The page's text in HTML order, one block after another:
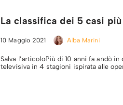
La classifica dei 5 casi
10 Maggio 2021 Alba Marini
Salva l’articoloPiù di 10 anni fa andò
televisiva in 4 stagioni ispirata alle